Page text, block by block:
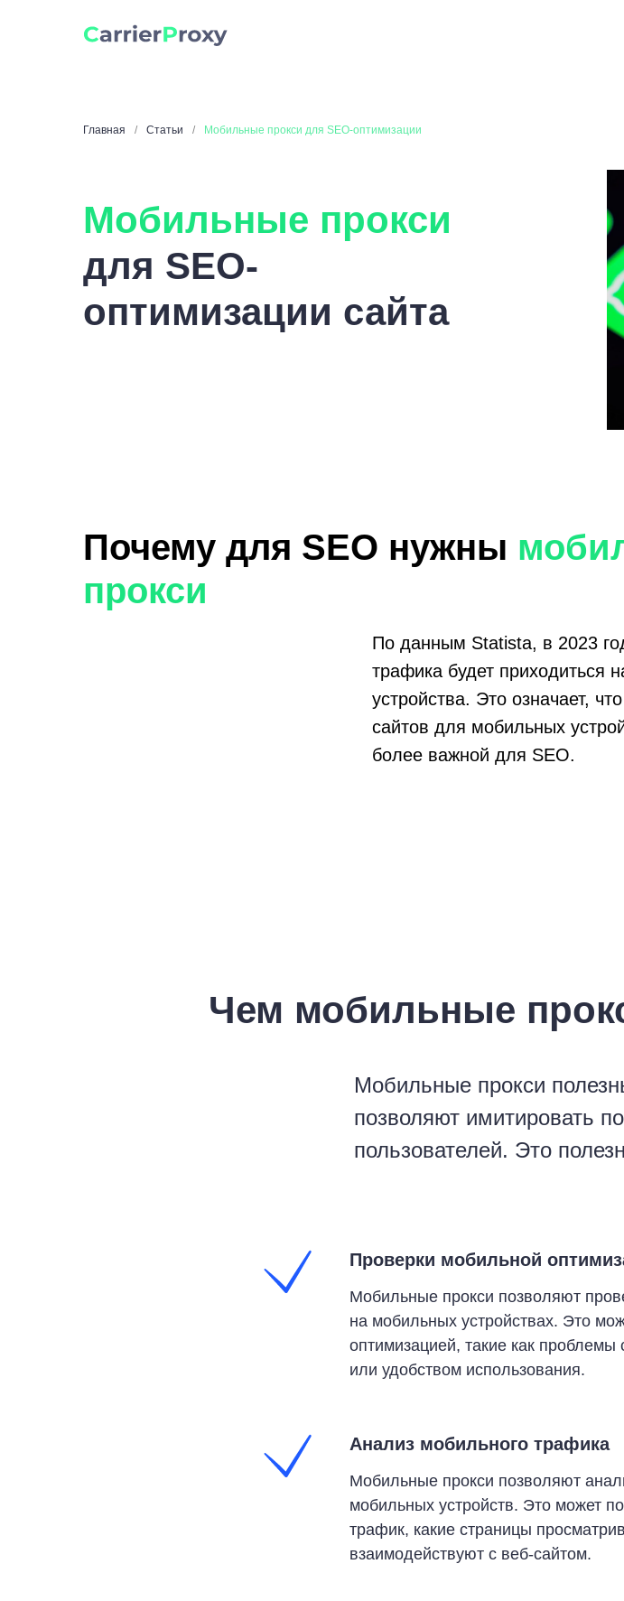
Главная / Статьи / Мобильные прокси для SEO-оптимизации
Мобильные прокси
для SEO-
оптимизации сайта
Почему для SEO нужны
прокси
По данным Statista, в 2023
трафика будет приходиться
устройства. Это означает,
сайтов для мобильных
более важной для SEO.
Чем мобильные
Мобильные прокси
позволяют имитировать
пользователей. Это
Проверки мобильной
Мобильные прокси позволяют
на мобильных устройствах. Это
оптимизацией, такие как
или удобством использования.
Анализ мобильного трафика
Мобильные прокси позволяют
мобильных устройств. Это может
трафик, какие страницы
взаимодействуют с веб-сайтом.